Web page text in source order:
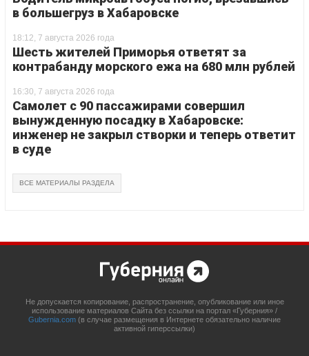
в большегруз в Хабаровске
18:12, 7 августа 2026 года
Шесть жителей Приморья ответят за
контрабанду морского ежа на 680 млн рублей
16:30, 7 августа 2026 года
Самолет с 90 пассажирами совершил
вынужденную посадку в Хабаровске:
инженер не закрыл створки и теперь ответит
в суде
ВСЕ МАТЕРИАЛЫ РАЗДЕЛА
Не допускается копирование, распространение, опубликование или иное
использование материалов Сайта без ссылки на портал «Губерния» /
Gubernia.com (в случае размещения в Интернете обязательно наличие
активной гиперссылки)